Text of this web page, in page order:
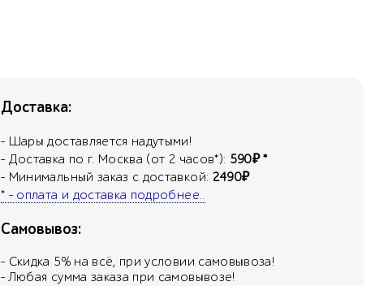
Доставка:
- Шары доставляется надутыми!
- Доставка по г. Москва (от 2 часов*): 590₽ *
- Минимальный заказ с доставкой: 2490₽
* - оплата и доставка подробнее..
Самовывоз:
- Скидка 5% на всё, при условии самовывоза!
- Любая сумма заказа при самовывозе!